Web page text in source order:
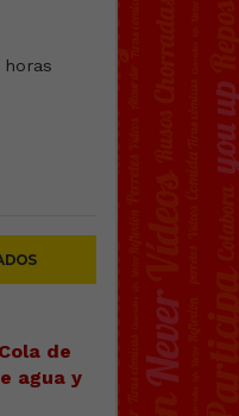
de
agua y